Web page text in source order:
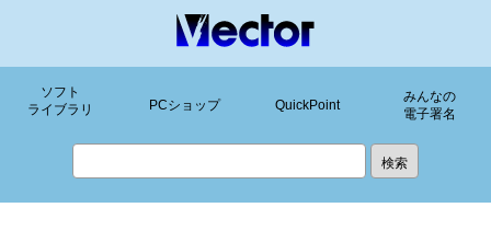
ソフト
ライブラリ
PCショップ QuickPoint
みんなの
電子署名